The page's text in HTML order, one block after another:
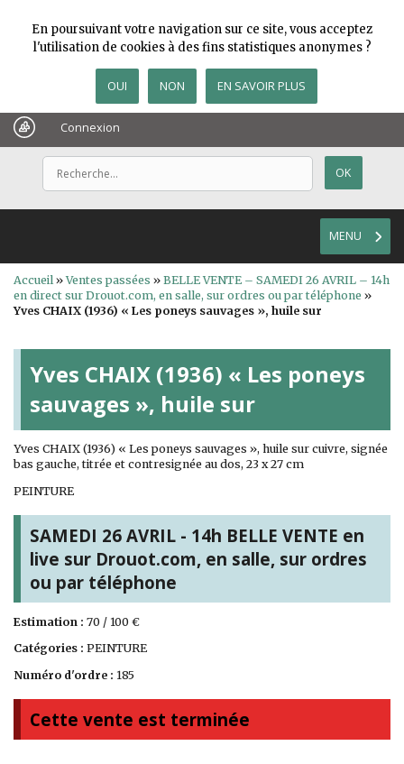
Connexion
MENU
Accueil»Ventes passées » BELLE VENTE – SAMEDI 26 AVRIL – 14h
en direct sur Drouot.com, en salle, sur ordres ou par téléphone »
Yves CHAIX (1936) « Les poneys sauvages », huile sur
Yves CHAIX (1936) « Les poneys
sauvages », huile sur
Yves CHAIX (1936) « Les poneys sauvages », huile sur cuivre, signée
bas gauche, titrée et contresignée au dos, 23 x 27 cm
PEINTURE
SAMEDI 26 AVRIL - 14h BELLE VENTE en
live sur Drouot.com, en salle, sur ordres
ou par téléphone
Estimation : 70 / 100 €
Catégories : PEINTURE
Numéro d'ordre : 185
Cette vente est terminée
En poursuivant votre navigation sur ce site, vous acceptez
l'utilisation de cookies à des fins statistiques anonymes ?
OUI NON EN SAVOIR PLUS